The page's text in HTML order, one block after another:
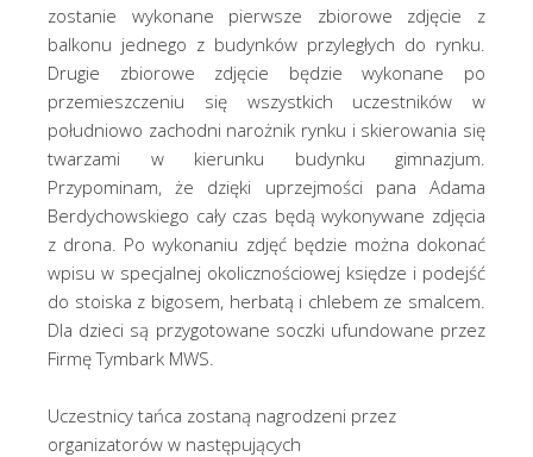
zostanie wykonane pierwsze zbiorowe zdjęcie z
balkonu jednego z budynków przyległych do rynku.
Drugie zbiorowe zdjęcie będzie wykonane po
przemieszczeniu się wszystkich uczestników w
południowo zachodni narożnik rynku i skierowania się
twarzami w kierunku budynku gimnazjum.
Przypominam, że dzięki uprzejmości pana Adama
Berdychowskiego cały czas będą wykonywane zdjęcia
z drona. Po wykonaniu zdjęć będzie można dokonać
wpisu w specjalnej okolicznościowej księdze i podejść
do stoiska z bigosem, herbatą i chlebem ze smalcem.
Dla dzieci są przygotowane soczki ufundowane przez
Firmę Tymbark MWS.
Uczestnicy tańca zostaną nagrodzeni przez
organizatorów w następujących